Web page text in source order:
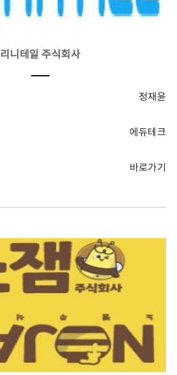
리니테일 주식회사
정재윤
에듀테크
바로가기